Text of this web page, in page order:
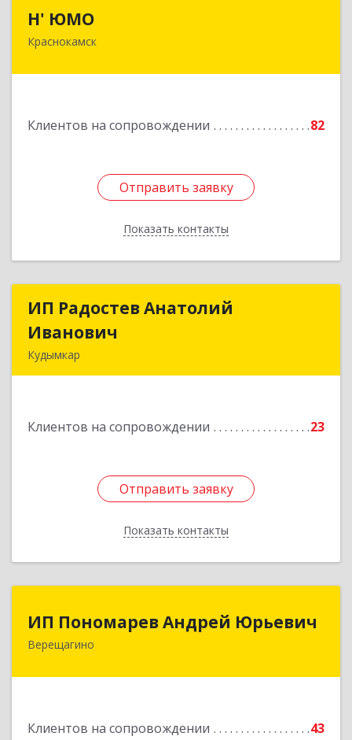
Н' ЮМО
Краснокамск
Клиентов на сопровождении 82
Отправить заявку
Показать контакты
617060, Пермский край, Краснокамский р-н,
Подробнее
Отправить заявку
Назад
ИП Радостев Анатолий
Иванович
Кудымкар
Клиентов на сопровождении 23
Отправить заявку
Показать контакты
ИП Радостев Анатолий
Подробнее
Отправить заявку
Назад
ИП Пономарев Андрей Юрьевич
Верещагино
Клиентов на сопровождении 43
ИП Пономарев Андрей Юрьевич
617120, Пермский край, Верещагинский р-н,